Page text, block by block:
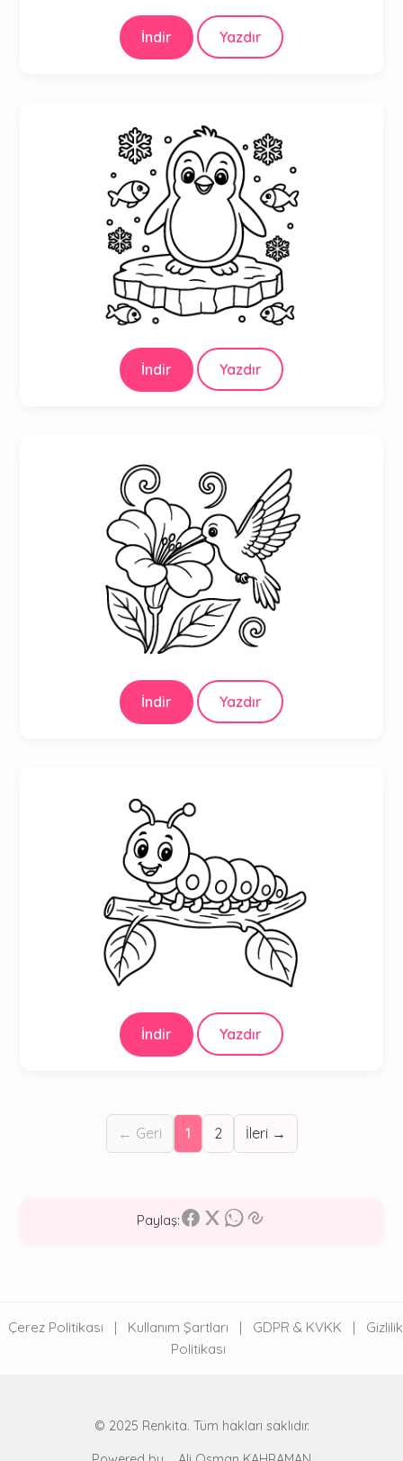
İndir Yazdır
İndir Yazdır
İndir Yazdır
İndir Yazdır
← Geri 1 2 İleri →
Paylaş:
Çerez Politikası | Kullanım Şartları | GDPR & KVKK |
Gizlilik
Politikası
© 2025 Renkita. Tüm hakları saklıdır.